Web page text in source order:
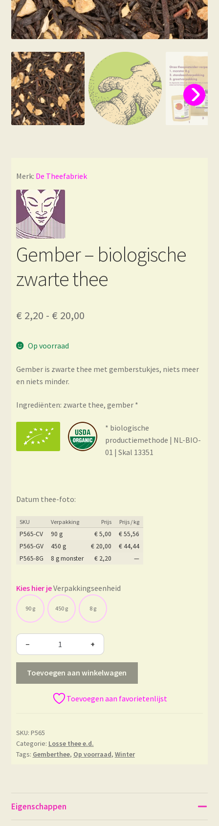
Merk: De Theefabriek
Gember – biologische
zwarte thee
€ 2,20 - € 20,00Prijsklasse:
€ 20,00
Op voorraad
Gember is zwarte thee met gemberstukjes, niets meer
en niets minder.
Ingrediënten: zwarte thee, gember *
* biologische
productiemethode | NL-BIO-
01 | Skal 13351
Datum thee-foto:
SKU Verpakking Prijs Prijs / kg
P565-CV 90 g €5,00 €55,56
P565-GV
450 g € 20,00 €44,44
P565-8G
8 g monster € 2,20 —
Verpakkingseenheid
90 g 450 g 8 g
− +
Toevoegen aan winkelwagen
Toevoegen aan favorietenlijst
SKU: P565
Categorie: Losse thee e.d.
Tags: Gemberthee, Op voorraad, Winter
Eigenschappen